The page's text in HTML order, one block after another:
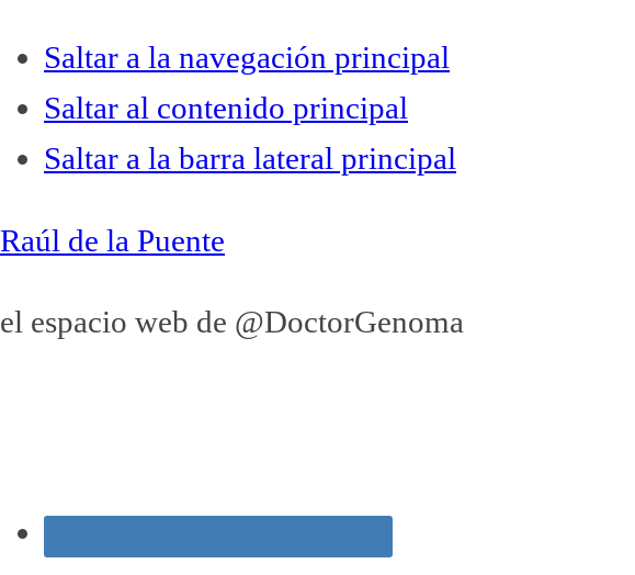
Saltar a la navegación principal
Saltar al contenido principal
Saltar a la barra lateral principal
Raúl de la Puente
el espacio web de @DoctorGenoma